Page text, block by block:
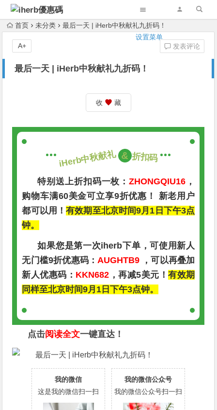
设置菜单
首页 未分类 最后一天 | iHerb中秋献礼九折码！
最后一天 | iHerb中秋献礼九折码！
发表评论
A+
收 藏
iHerb中秋献礼 & 折扣码
特别送上折扣码一枚：ZHONGQIU16 ，
购物车满60美金可立享9折优惠！ 新老用户
都可以用！有效期至北京时间9月1日下午3点
钟。
如果您是第一次iherb下单，可使用新人
无门槛9折优惠码：AUGHTB9 ，可以再叠加
新人优惠码： KKN682 ，再减5美元！有效期
同样至北京时间9月1日下午3点钟。
点击阅读全文一键直达！
我的微信
这是我的微信扫一扫
我的微信公众号
我的微信公众号扫一扫